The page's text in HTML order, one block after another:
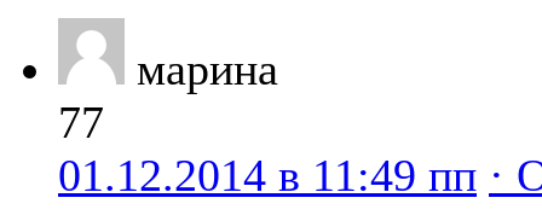
марина
77
01.12.2014 в 11:49 пп ·